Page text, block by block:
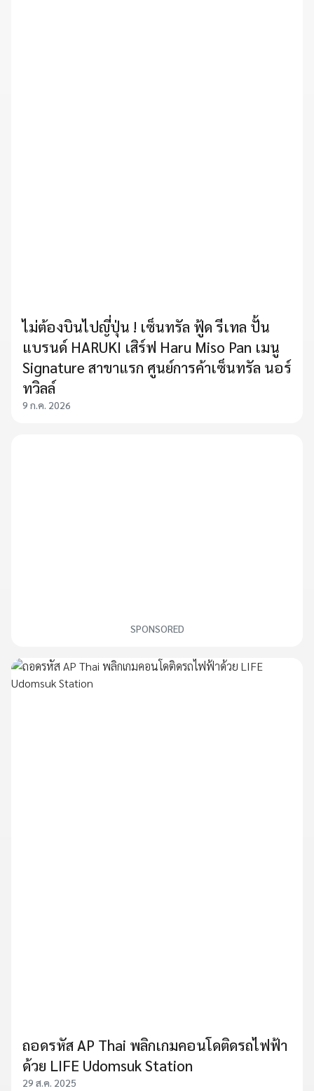
ไม่ต้องบินไปญี่ปุ่น ! เซ็นทรัล ฟู้ด รีเทล ปั้น
แบรนด์ HARUKI เสิร์ฟ Haru Miso Pan เมนู
Signature สาขาแรก ศูนย์การค้าเซ็นทรัล นอร์
ทวิลล์
9 ก.ค. 2026
SPONSORED
ถอดรหัส AP Thai พลิกเกมคอนโดติดรถไฟฟ้า
ด้วย LIFE Udomsuk Station
29 ส.ค. 2025